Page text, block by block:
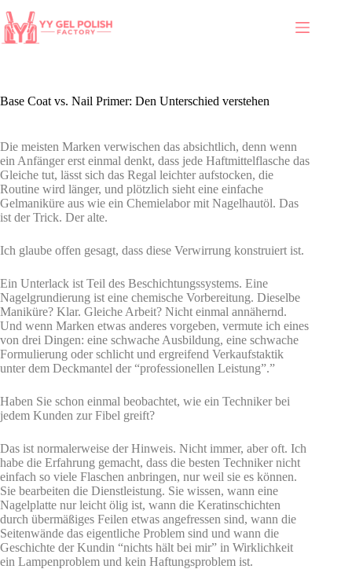
Base Coat vs. Nail Primer: Den Unterschied verstehen
Die meisten Marken verwischen das absichtlich, denn wenn
ein Anfänger erst einmal denkt, dass jede Haftmittelflasche das
Gleiche tut, lässt sich das Regal leichter aufstocken, die
Routine wird länger, und plötzlich sieht eine einfache
Gelmaniküre aus wie ein Chemielabor mit Nagelhautöl. Das
ist der Trick. Der alte.
Ich glaube offen gesagt, dass diese Verwirrung konstruiert ist.
Ein Unterlack ist Teil des Beschichtungssystems. Eine
Nagelgrundierung ist eine chemische Vorbereitung. Dieselbe
Maniküre? Klar. Gleiche Arbeit? Nicht einmal annähernd.
Und wenn Marken etwas anderes vorgeben, vermute ich eines
von drei Dingen: eine schwache Ausbildung, eine schwache
Formulierung oder schlicht und ergreifend Verkaufstaktik
unter dem Deckmantel der “professionellen Leistung”.”
Haben Sie schon einmal beobachtet, wie ein Techniker bei
jedem Kunden zur Fibel greift?
Das ist normalerweise der Hinweis. Nicht immer, aber oft. Ich
habe die Erfahrung gemacht, dass die besten Techniker nicht
einfach so viele Flaschen anbringen, nur weil sie es können.
Sie bearbeiten die Dienstleistung. Sie wissen, wann eine
Nagelplatte nur leicht ölig ist, wann die Keratinschichten
durch übermäßiges Feilen etwas angefressen sind, wann die
Seitenwände das eigentliche Problem sind und wann die
Geschichte der Kundin “nichts hält bei mir” in Wirklichkeit
ein Lampenproblem und kein Haftungsproblem ist.